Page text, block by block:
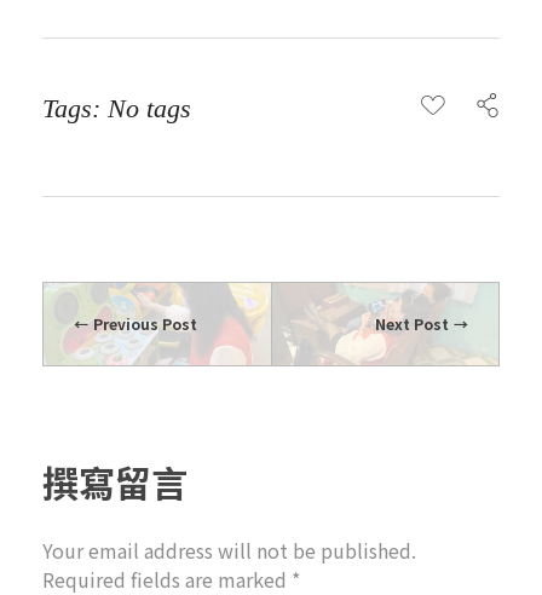
Tags: No tags
Previous Post Next Post
撰寫留言
Your email address will not be published.
Required fields are marked *